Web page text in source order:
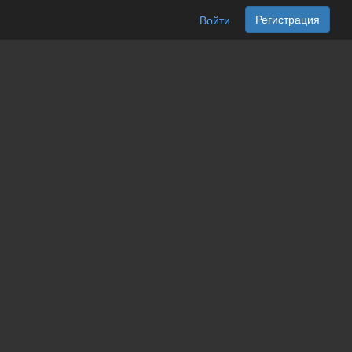
Войти Регистрация